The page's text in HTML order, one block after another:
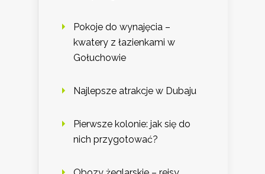
Pokoje do wynajęcia –
kwatery z łazienkami w
Gołuchowie
Najlepsze atrakcje w Dubaju
Pierwsze kolonie: jak się do
nich przygotować?